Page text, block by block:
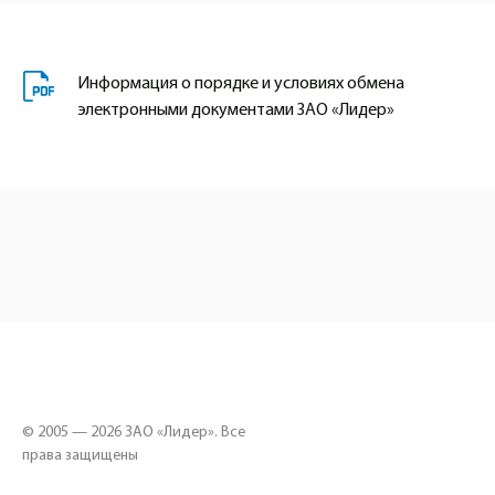
Информация о порядке и условиях обмена
электронными документами ЗАО «Лидер»
© 2005 — 2026 ЗАО «Лидер». Все
права защищены